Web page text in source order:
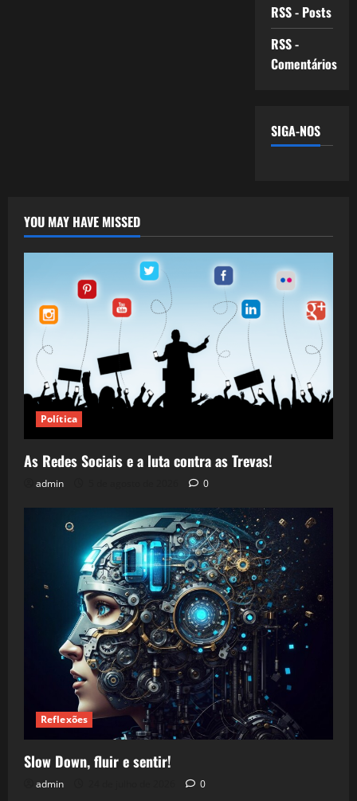
RSS - Posts
RSS -
Comentários
SIGA-NOS
YOU MAY HAVE MISSED
Política
As Redes Sociais e a luta contra as Trevas!
admin 0
Reflexões
Slow Down, fluir e sentir!
admin 0